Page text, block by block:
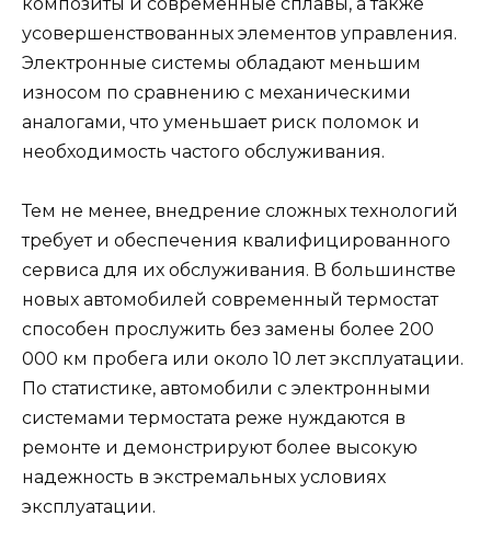
усовершенствованных элементов управления.
Электронные системы обладают меньшим
износом по сравнению с механическими
аналогами, что уменьшает риск поломок и
необходимость частого обслуживания.
Тем не менее, внедрение сложных технологий
требует и обеспечения квалифицированного
сервиса для их обслуживания. В большинстве
новых автомобилей современный термостат
способен прослужить без замены более 200
000 км пробега или около 10 лет эксплуатации.
По статистике, автомобили с электронными
системами термостата реже нуждаются в
ремонте и демонстрируют более высокую
надежность в экстремальных условиях
эксплуатации.